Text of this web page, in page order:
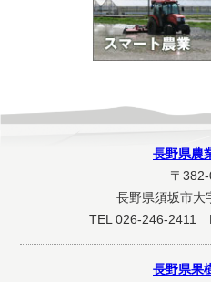
長野県農
〒382-
長野県須坂市
TEL 026-246-2411
長野県果